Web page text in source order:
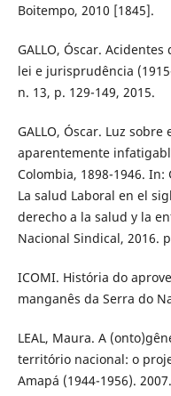
Boitempo, 2010 [1845].
GALLO, Óscar.
lei e jurisprudência
n. 13, p. 129-149, 2015.
GALLO, Óscar. Luz
aparentemente
Colombia, 1898-1946. In:
La salud Laboral en el
derecho a la salud y la
Nacional Sindical, 2016.
ICOMI. História do
manganês da Serra do
LEAL, Maura. A
território nacional: o
Amapá (1944-1956).